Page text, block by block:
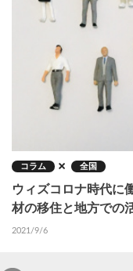
コラム 全国
ウィズコロナ時代に
材の移住と地方での
2021/9/6